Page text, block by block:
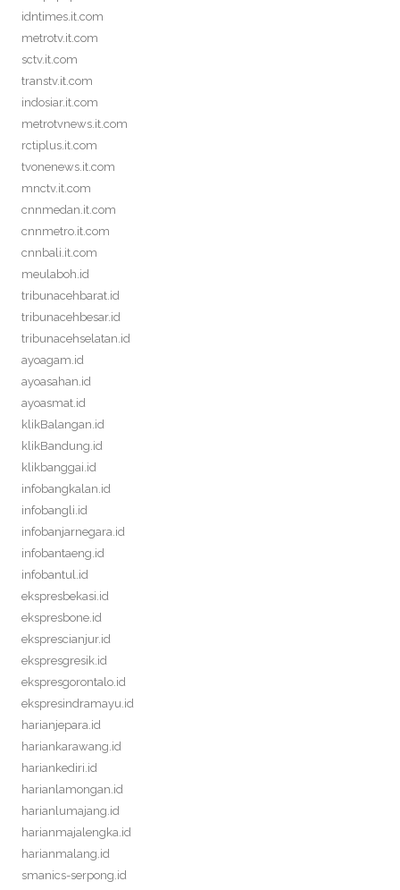
idntimes.it.com
metrotv.it.com
sctv.it.com
transtv.it.com
indosiar.it.com
metrotvnews.it.com
rctiplus.it.com
tvonenews.it.com
mnctv.it.com
cnnmedan.it.com
cnnmetro.it.com
cnnbali.it.com
meulaboh.id
tribunacehbarat.id
tribunacehbesar.id
tribunacehselatan.id
ayoagam.id
ayoasahan.id
ayoasmat.id
klikBalangan.id
klikBandung.id
klikbanggai.id
infobangkalan.id
infobangli.id
infobanjarnegara.id
infobantaeng.id
infobantul.id
ekspresbekasi.id
ekspresbone.id
eksprescianjur.id
ekspresgresik.id
ekspresgorontalo.id
ekspresindramayu.id
harianjepara.id
hariankarawang.id
hariankediri.id
harianlamongan.id
harianlumajang.id
harianmajalengka.id
harianmalang.id
smanics-serpong.id